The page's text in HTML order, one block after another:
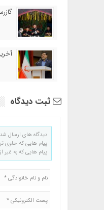
گازرسانی به
آخرین
ثبت دیدگاه
دیدگاه های ارسال
پیام هایی که حاوی
پیام هایی که به غیر